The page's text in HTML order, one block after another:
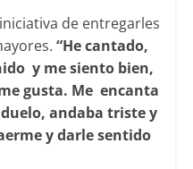
de entregarles
“He cantado,
y me siento bien,
gusta. Me encanta
andaba triste y
y darle sentido